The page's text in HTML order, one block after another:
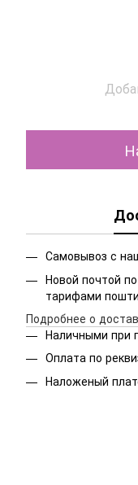
Самовывоз с
Новой почтой
тарифами
Подробнее о
Наличными при
Оплата по
Наложеный